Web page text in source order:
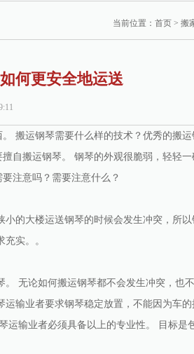
当前位置： 首页 > 搬
何更安全地运送
搬运钢琴需要什么样的技术？优秀的搬运
自搬运钢琴。 钢琴的外观很脆弱，轻轻一
注意吗？需要注意什么？
的大楼运送钢琴的时候会发生冲突，所以
实。。
无论如何搬运钢琴都不会发生冲突，也
输业者要求钢琴稳定放置，不能因为车的
运输业者必须具备以上的专业性。 目标是